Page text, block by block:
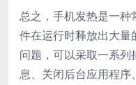
总之，手机发热是一种
件在运行时释放出大量
问题，可以采取一系
息、关闭后台应用程序